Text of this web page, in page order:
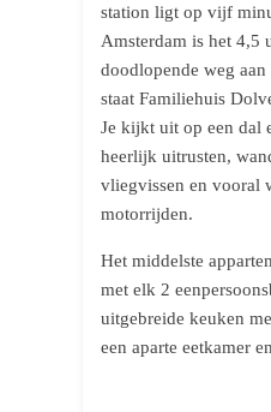
station ligt op vijf
Amsterdam is het 4,5
doodlopende weg
staat Familiehuis
Je kijkt uit op een dal
heerlijk uitrusten,
vliegvissen en vooral
motorrijden.
Het middelste
met elk 2
uitgebreide keuken
een aparte eetkamer